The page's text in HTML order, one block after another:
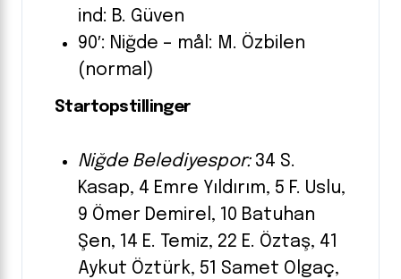
ind: B. Güven
90′: Niğde – mål: M. Özbilen
(normal)
Startopstillinger
Niğde Belediyespor:34 S.
Kasap, 4 Emre Yıldırım, 5 F. Uslu,
9 Ömer Demirel, 10 Batuhan
Şen, 14 E. Temiz, 22 E. Öztaş, 41
Aykut Öztürk, 51 Samet Olgaç,